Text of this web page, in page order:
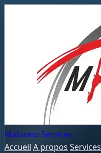
Malaxino Services
Accueil A propos Services